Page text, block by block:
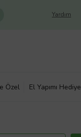
Yardım
Özel El Yapımı Hediye